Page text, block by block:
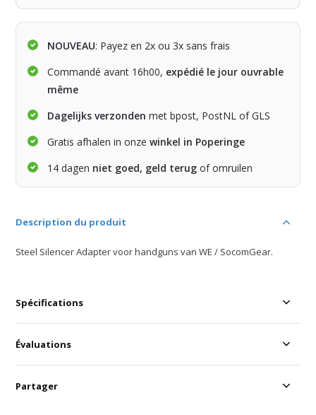
NOUVEAU: Payez en 2x ou 3x sans frais
Commandé avant 16h00, expédié le jour ouvrable
même
Dagelijks verzonden met bpost, PostNL of GLS
Gratis afhalen in onzewinkel in Poperinge
14 dagen niet goed, geld terug of omruilen
Description du produit
Steel Silencer Adapter voor handguns van WE / SocomGear.
Spécifications
Évaluations
Partager